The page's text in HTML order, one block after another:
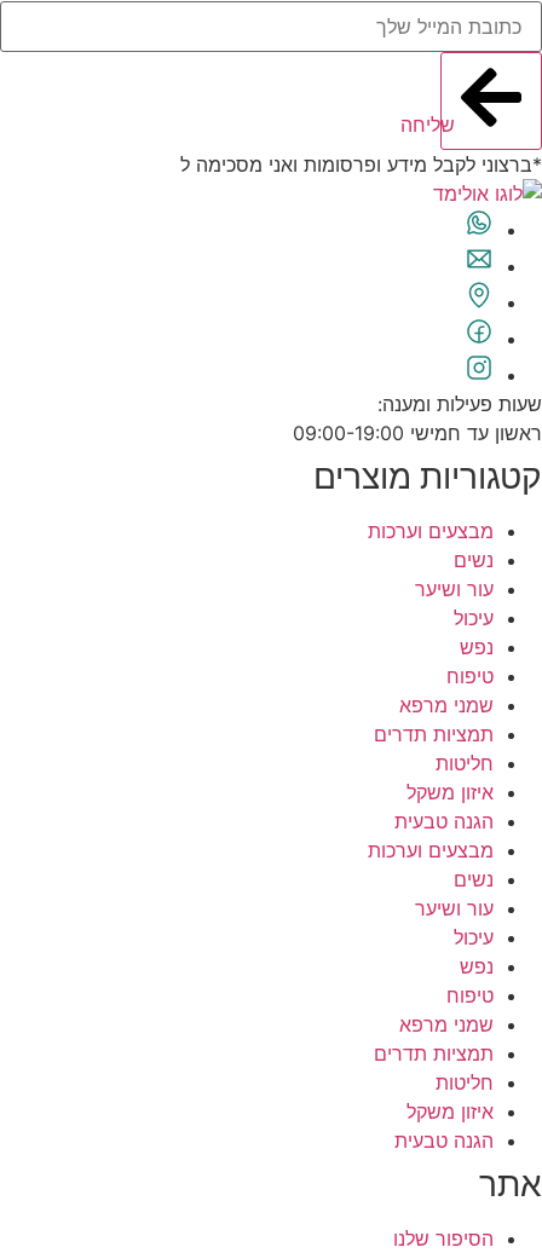
שליחה
*ברצוני לקבל מידע ופרסומות ואני מסכימה ל
שעות פעילות ומענה:
ראשון עד חמישי 09:00-19:00
קטגוריות מוצרים
מבצעים וערכות
נשים
עור ושיער
עיכול
נפש
טיפוח
שמני מרפא
תמציות תדרים
חליטות
איזון משקל
הגנה טבעית
מבצעים וערכות
נשים
עור ושיער
עיכול
נפש
טיפוח
שמני מרפא
תמציות תדרים
חליטות
איזון משקל
הגנה טבעית
אתר
הסיפור שלנו